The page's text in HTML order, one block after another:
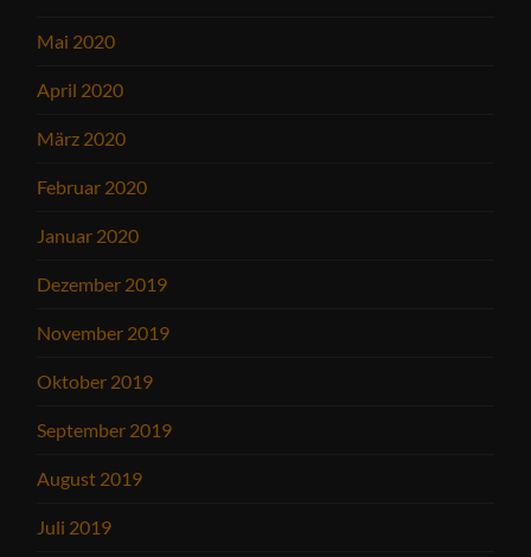
Mai 2020
April 2020
März 2020
Februar 2020
Januar 2020
Dezember 2019
November 2019
Oktober 2019
September 2019
August 2019
Juli 2019